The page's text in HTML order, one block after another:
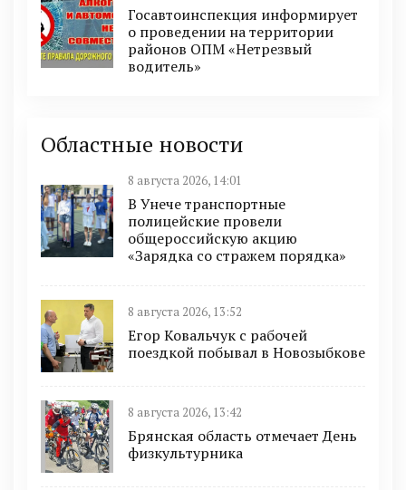
Госавтоинспекция информирует
о проведении на территории
районов ОПМ «Нетрезвый
водитель»
Областные новости
8 августа 2026, 14:01
В Унече транспортные
полицейские провели
общероссийскую акцию
«Зарядка со стражем порядка»
8 августа 2026, 13:52
Егор Ковальчук с рабочей
поездкой побывал в Новозыбкове
8 августа 2026, 13:42
Брянская область отмечает День
физкультурника